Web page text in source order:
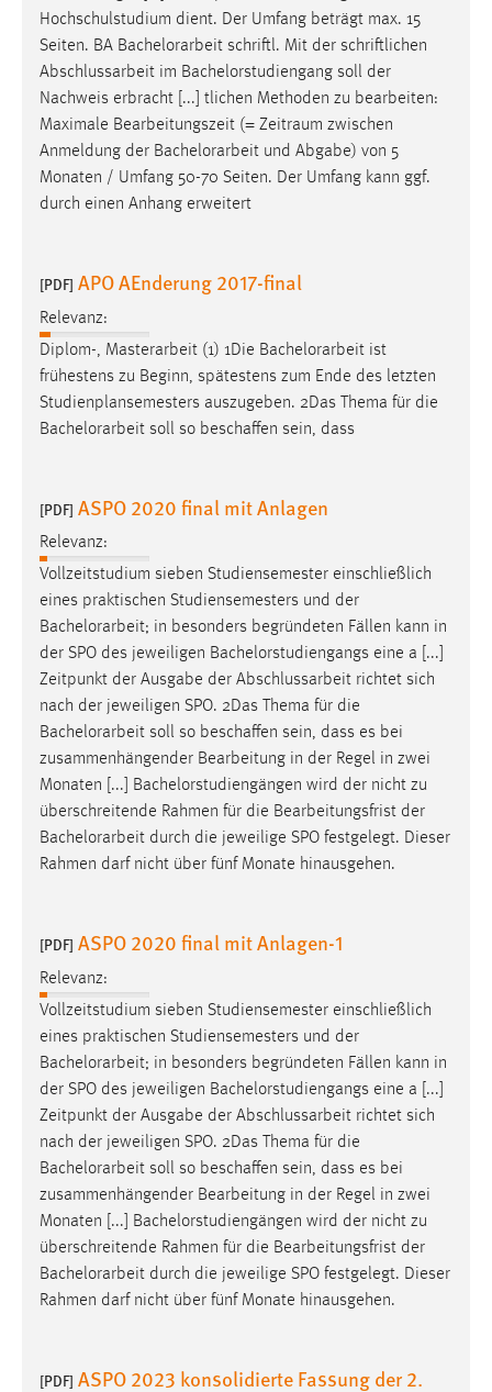
Hochschulstudium dient. Der Umfang beträgt max. 15
Seiten. BA Bachelorarbeit schriftl. Mit der schriftlichen
Abschlussarbeit im Bachelorstudiengang soll der
Nachweis erbracht [...] tlichen Methoden zu bearbeiten:
Maximale Bearbeitungszeit (= Zeitraum zwischen
Anmeldung der Bachelorarbeit und Abgabe) von 5
Monaten / Umfang 50-70 Seiten. Der Umfang kann ggf.
durch einen Anhang erweitert
[PDF] APO AEnderung 2017-final
Relevanz:
Diplom-, Masterarbeit (1) 1Die Bachelorarbeit ist
frühestens zu Beginn, spätestens zum Ende des letzten
Studienplansemesters auszugeben. 2Das Thema für die
Bachelorarbeit soll so beschaffen sein, dass
[PDF] ASPO 2020 final mit Anlagen
Relevanz:
Vollzeitstudium sieben Studiensemester einschließlich
eines praktischen Studiensemesters und der
Bachelorarbeit; in besonders begründeten Fällen kann in
der SPO des jeweiligen Bachelorstudiengangs eine a [...]
Zeitpunkt der Ausgabe der Abschlussarbeit richtet sich
nach der jeweiligen SPO. 2Das Thema für die
Bachelorarbeit soll so beschaffen sein, dass es bei
zusammenhängender Bearbeitung in der Regel in zwei
Monaten [...] Bachelorstudiengängen wird der nicht zu
überschreitende Rahmen für die Bearbeitungsfrist der
Bachelorarbeit durch die jeweilige SPO festgelegt. Dieser
Rahmen darf nicht über fünf Monate hinausgehen.
[PDF] ASPO 2020 final mit Anlagen-1
Relevanz:
Vollzeitstudium sieben Studiensemester einschließlich
eines praktischen Studiensemesters und der
Bachelorarbeit; in besonders begründeten Fällen kann in
der SPO des jeweiligen Bachelorstudiengangs eine a [...]
Zeitpunkt der Ausgabe der Abschlussarbeit richtet sich
nach der jeweiligen SPO. 2Das Thema für die
Bachelorarbeit soll so beschaffen sein, dass es bei
zusammenhängender Bearbeitung in der Regel in zwei
Monaten [...] Bachelorstudiengängen wird der nicht zu
überschreitende Rahmen für die Bearbeitungsfrist der
Bachelorarbeit durch die jeweilige SPO festgelegt. Dieser
Rahmen darf nicht über fünf Monate hinausgehen.
[PDF] ASPO 2023 konsolidierte Fassung der 2.